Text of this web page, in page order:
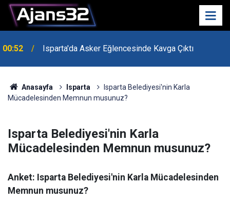
00:52 Isparta'da Asker Eğlencesinde Kavga Çıktı
Anasayfa Isparta
Isparta Belediyesi'nin Karla
Mücadelesinden Memnun musunuz?
Isparta Belediyesi'nin Karla
Mücadelesinden Memnun musunuz?
Anket: Isparta Belediyesi'nin Karla Mücadelesinden
Memnun musunuz?